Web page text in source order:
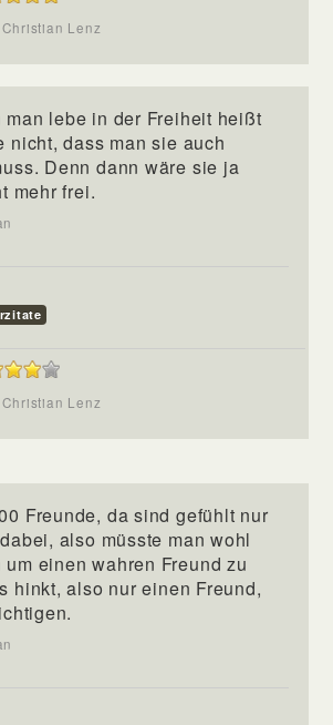
Christian Lenz
man lebe in der Freiheit heißt
nicht, dass man sie auch
Denn dann wäre sie ja
mehr frei.
Christian Lenz
Freunde, da sind gefühlt nur
also müsste man wohl
einen wahren Freund zu
hinkt, also nur einen Freund,